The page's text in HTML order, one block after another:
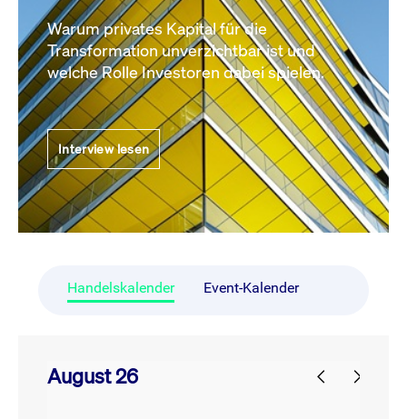
Warum privates Kapital für die
Transformation unverzichtbar ist und
welche Rolle Investoren dabei spielen.
Interview lesen
Handelskalender Event-Kalender
August 26